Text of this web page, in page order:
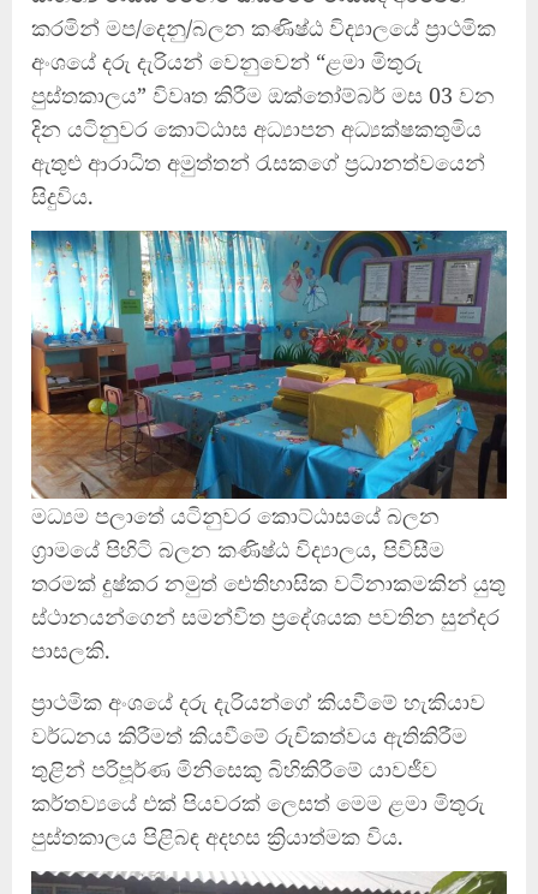
කරමින් මප/දෙනු/බලන කණිෂ්ඨ විද්‍යාලයේ ප්‍රාථමික
අංශයේ දරු දැරියන් වෙනුවෙන් “ළමා මිතුරු
පුස්තකාලය” විවෘත කිරීම ඔක්තෝම්බර් මස 03 වන
දින යටිනුවර කොට්ඨාස අධ්‍යාපන අධ්‍යක්ෂකතුමිය
ඇතුළු ආරාධිත අමුත්තන් රැසකගේ ප්‍රධානත්වයෙන්
සිදුවිය.
මධ්‍යම පලාතේ යටිනුවර කොට්ඨාසයේ බලන
ග්‍රාමයේ පිහිටි බලන කණිෂ්ඨ විද්‍යාලය, පිවිසීම
තරමක් දුෂ්කර නමුත් ඓතිහාසික වටිනාකමකින් යුතු
ස්ථානයන්ගෙන් සමන්විත ප්‍රදේශයක පවතින සුන්දර
පාසලකි.
ප්‍රාථමික අංශයේ දරු දැරියන්ගේ කියවීමේ හැකියාව
වර්ධනය කිරීමත් කියවීමේ රුචිකත්වය ඇතිකිරීම
තුළින් පරිපූර්ණ මිනිසෙකු බිහිකිරීමේ යාවජීව
කර්තව්‍යයේ එක් පියවරක් ලෙසත් මෙම ළමා මිතුරු
පුස්තකාලය පිළිබඳ අදහස ක්‍රියාත්මක විය.